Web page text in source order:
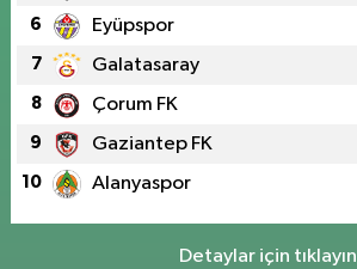
6 Eyüpspor
7 Galatasaray
8 Çorum FK
9 Gaziantep FK
10 Alanyaspor
Detaylar için tıklayın